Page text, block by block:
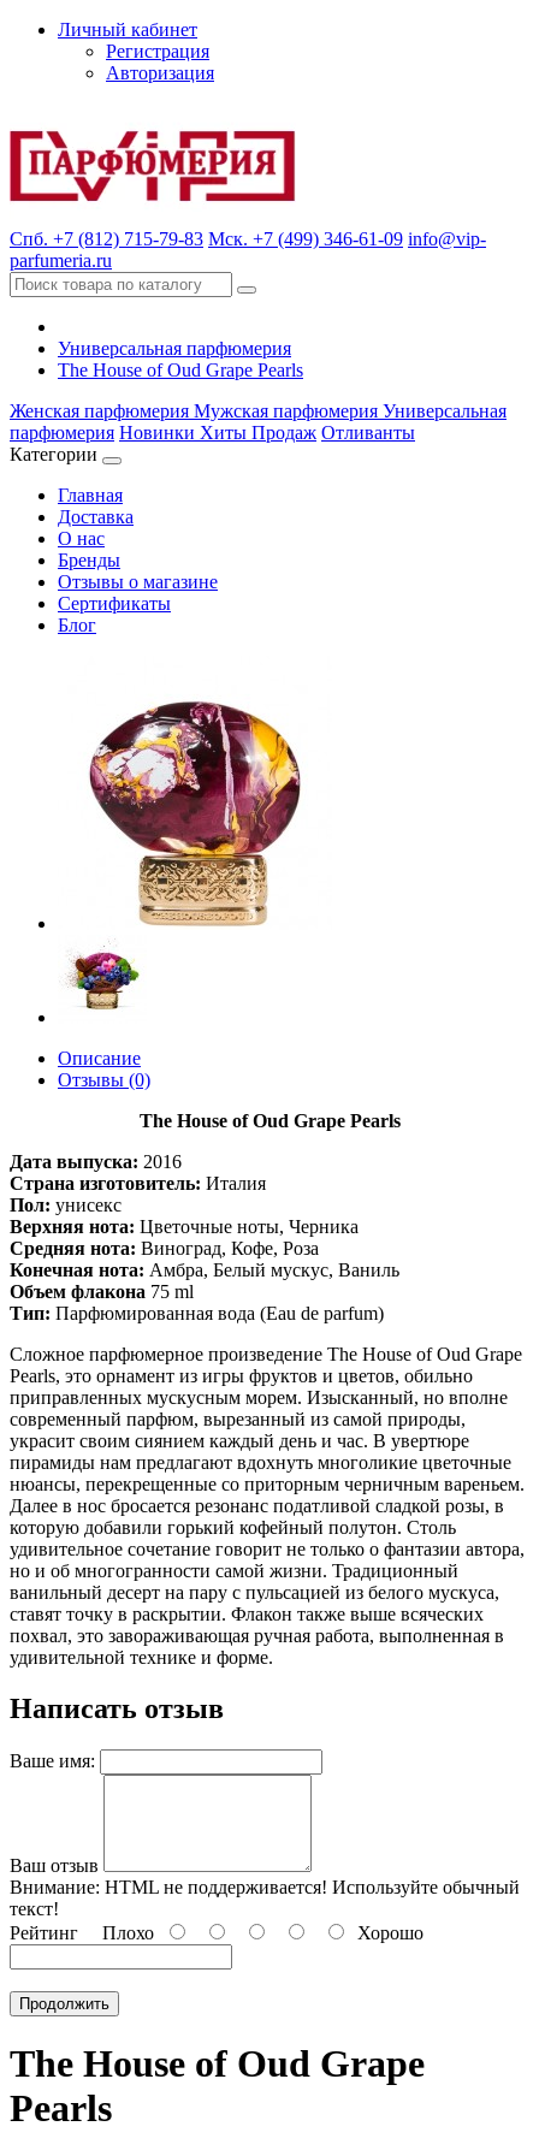
Личный кабинет
Регистрация
Авторизация
Спб. +7 (812) 715-79-83 Мск. +7 (499) 346-61-09 info@vip-
parfumeria.ru
Универсальная парфюмерия
The House of Oud Grape Pearls
Женская парфюмерия Мужская парфюмерия Универсальная
парфюмерия Новинки Хиты Продаж Отливанты
Категории
Главная
Доставка
О нас
Бренды
Отзывы о магазине
Сертификаты
Блог
Описание
Отзывы (0)
The House of Oud Grape Pearls
Дата выпуска: 2016
Страна изготовитель: Италия
Пол: унисекс
Верхняя нота: Цветочные ноты, Черника
Средняя нота: Виноград, Кофе, Роза
Конечная нота: Амбра, Белый мускус, Ваниль
Объем флакона 75 ml
Тип: Парфюмированная вода (Eau de parfum)
Сложное парфюмерное произведение The House of Oud Grape
Pearls, это орнамент из игры фруктов и цветов, обильно
приправленных мускусным морем. Изысканный, но вполне
современный парфюм, вырезанный из самой природы,
украсит своим сиянием каждый день и час. В увертюре
пирамиды нам предлагают вдохнуть многоликие цветочные
нюансы, перекрещенные со приторным черничным вареньем.
Далее в нос бросается резонанс податливой сладкой розы, в
которую добавили горький кофейный полутон. Столь
удивительное сочетание говорит не только о фантазии автора,
но и об многогранности самой жизни. Традиционный
ванильный десерт на пару с пульсацией из белого мускуса,
ставят точку в раскрытии. Флакон также выше всяческих
похвал, это завораживающая ручная работа, выполненная в
удивительной технике и форме.
Написать отзыв
Ваше имя:
Ваш отзыв
Внимание: HTML не поддерживается! Используйте обычный
текст!
Рейтинг Плохо Хорошо
Продолжить
The House of Oud Grape
Pearls